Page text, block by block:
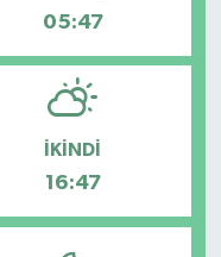
05:47
İKINDI
16:47